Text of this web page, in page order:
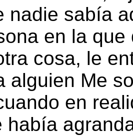
nadie sabía
en la
cosa, le
alguien Me
en
había